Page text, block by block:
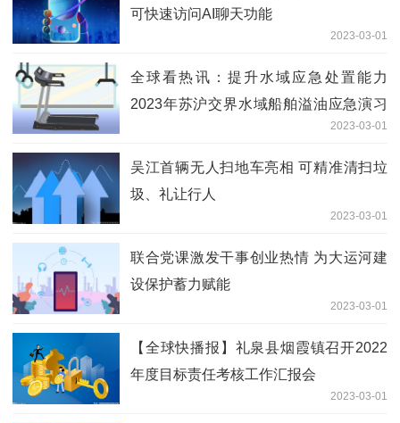
可快速访问AI聊天功能
2023-03-01
全球看热讯：提升水域应急处置能力
2023年苏沪交界水域船舶溢油应急演习
2023-03-01
吴江首辆无人扫地车亮相 可精准清扫垃
圾、礼让行人
2023-03-01
联合党课激发干事创业热情 为大运河建
设保护蓄力赋能
2023-03-01
【全球快播报】礼泉县烟霞镇召开2022
年度目标责任考核工作汇报会
2023-03-01